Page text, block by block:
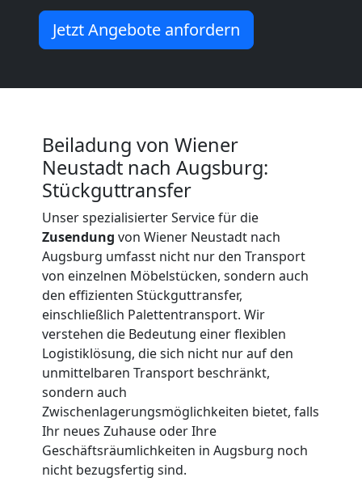
Jetzt Angebote anfordern
Beiladung von Wiener
Neustadt nach Augsburg:
Stückguttransfer
Unser spezialisierter Service für die
Zusendung von Wiener Neustadt nach
Augsburg umfasst nicht nur den Transport
von einzelnen Möbelstücken, sondern auch
den effizienten Stückguttransfer,
einschließlich Palettentransport. Wir
verstehen die Bedeutung einer flexiblen
Logistiklösung, die sich nicht nur auf den
unmittelbaren Transport beschränkt,
sondern auch
Zwischenlagerungsmöglichkeiten bietet, falls
Ihr neues Zuhause oder Ihre
Geschäftsräumlichkeiten in Augsburg noch
nicht bezugsfertig sind.
Küchenumzug
Wiener
Neustadt
Umzug
und
Lagerung
Wiener
Neustadt
Full-
Service-